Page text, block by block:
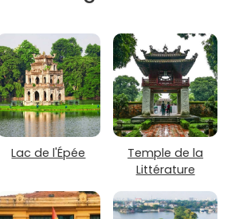
Lac de l'Épée
Temple de la
Littérature